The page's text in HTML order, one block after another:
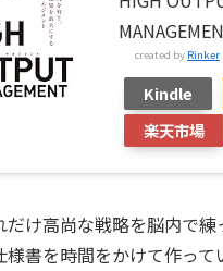
created by Rinker
Kindle
楽天市場
だけ高尚な戦略を脳内で練
様書を時間をかけて作って